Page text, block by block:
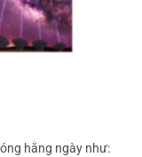
hằng ngày như: